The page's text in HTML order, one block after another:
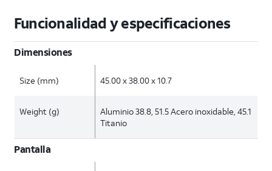
Funcionalidad y especificaciones
Dimensiones
Size (mm) 45.00 x 38.00 x 10.7
Weight (g)
Aluminio 38.8, 51.5 Acero inoxidable, 45.1
Titanio
Pantalla